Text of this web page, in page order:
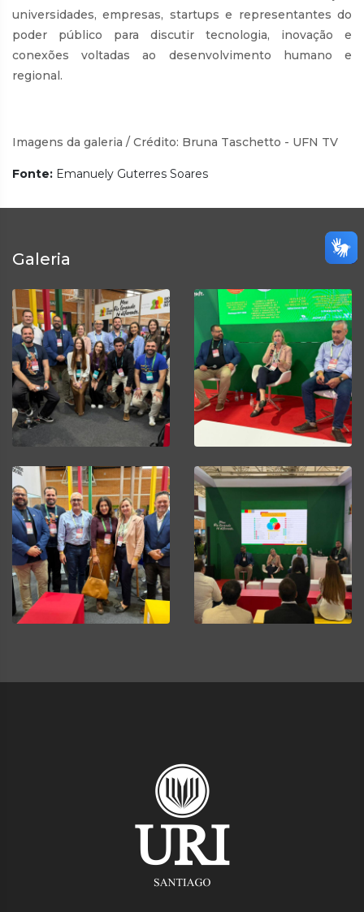
universidades, empresas, startups e representantes do
poder público para discutir tecnologia, inovação e
conexões voltadas ao desenvolvimento humano e
regional.
Imagens da galeria / Crédito: Bruna Taschetto - UFN TV
Fonte: Emanuely Guterres Soares
Galeria